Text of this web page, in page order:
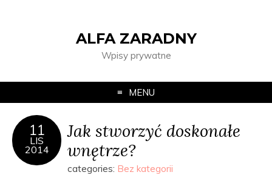
ALFA ZARADNY
Wpisy prywatne
MENU
11
LIS
2014
Jak stworzyć doskonałe
wnętrze?
categories: Bez kategorii